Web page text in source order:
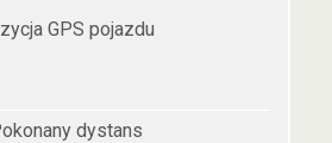
GPS pojazdu
dystans